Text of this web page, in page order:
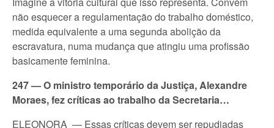
não esquecer a regulamentação do trabalho doméstico,
medida equivalente a uma segunda abolição da
escravatura, numa mudança que atingiu uma profissão
basicamente feminina.
247 — O ministro temporário da Justiça, Alexandre
Moraes, fez críticas ao trabalho da Secretaria…
ELEONORA — Essas críticas devem ser repudiadas